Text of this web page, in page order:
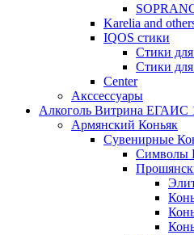
Karelia and
IQOS стики
Стики
Стики
Сenter
Акссессуары
Алкоголь Витрина ЕГАИС
Армянский Коньяк
Сувенирные
Символы